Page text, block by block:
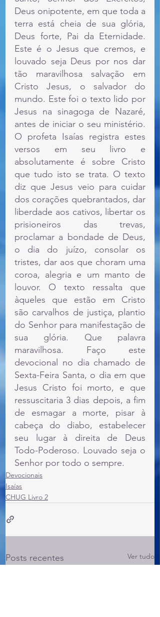
Deus onipotente, em que toda a
terra está cheia de sua glória,
Deus forte, Pai da Eternidade.
Este é o Jesus que cremos, e
louvado seja Deus por nos dar
tão maravilhosa salvação em
Cristo Jesus, o salvador do
mundo. Este foi o texto lido por
Jesus na sinagoga de Nazaré,
antes de iniciar o seu ministério.
O profeta Isaías registra estes
versos em seu livro e
absolutamente é sobre Cristo
que tudo isto se trata. O texto
diz que Jesus veio para cuidar
dos corações quebrantados, dar
liberdade aos cativos, libertar os
prisioneiros das trevas,
proclamar a bondade de Deus,
o dia do juízo, consolar os
tristes, dar aos que choram uma
coroa, alegria e um manto de
louvor. O texto ressalta que
àqueles que estão em Cristo
são carvalhos de justiça, plantio
do Senhor para manifestação de
sua glória. Que palavra
maravilhosa. Faço este
devocional no dia chamado de
Sexta-Feira Santa, o dia em que
Jesus Cristo foi morto, e que
ressuscitaria 3 dias depois, a fim
de esmagar a morte, pisar à
cabeça do diabo, estabelecer
seu lugar à direita de Deus
Todo-Poderoso. Louvado seja o
Senhor por todo o sempre.
Devocionais
Isaías
CHUG Livro 2
Posts recentes Ver tudo